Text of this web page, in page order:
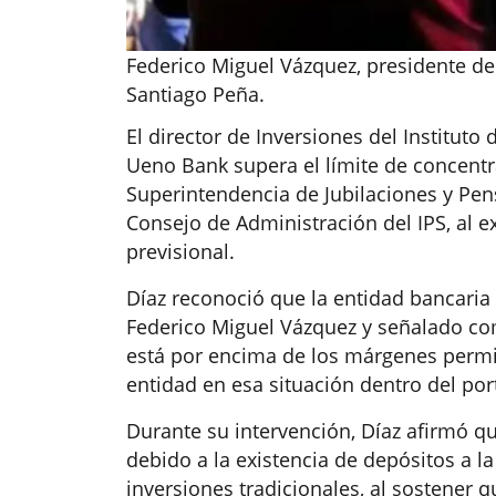
Federico Miguel Vázquez, presidente
Santiago Peña.
El director de Inversiones del Instituto
Ueno Bank supera el límite de
Superintendencia de Jubilaciones y
Consejo de Administración del IPS, al
previsional.
Díaz reconoció que la entidad
Federico Miguel Vázquez y señalado
está por encima de los márgenes
entidad en esa situación dentro del
Durante su intervención, Díaz afirmó
debido a la existencia de depósitos a
inversiones tradicionales, al sostener